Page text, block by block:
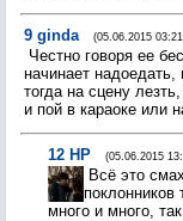
9 ginda (05.06.2015
Честно говоря ее
начинает
тогда на сцену
и пой в караоке или
12 НР (05.06.2015
Всё это
поклонников
много и много,